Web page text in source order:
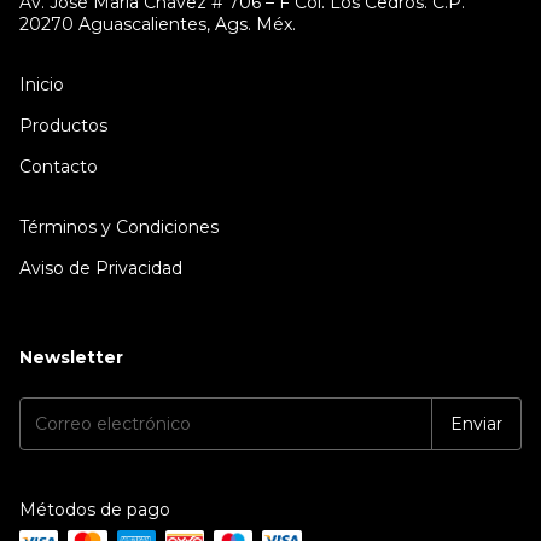
20270 Aguascalientes, Ags. Méx.
Inicio
Productos
Contacto
Términos y Condiciones
Aviso de Privacidad
Newsletter
Métodos de pago